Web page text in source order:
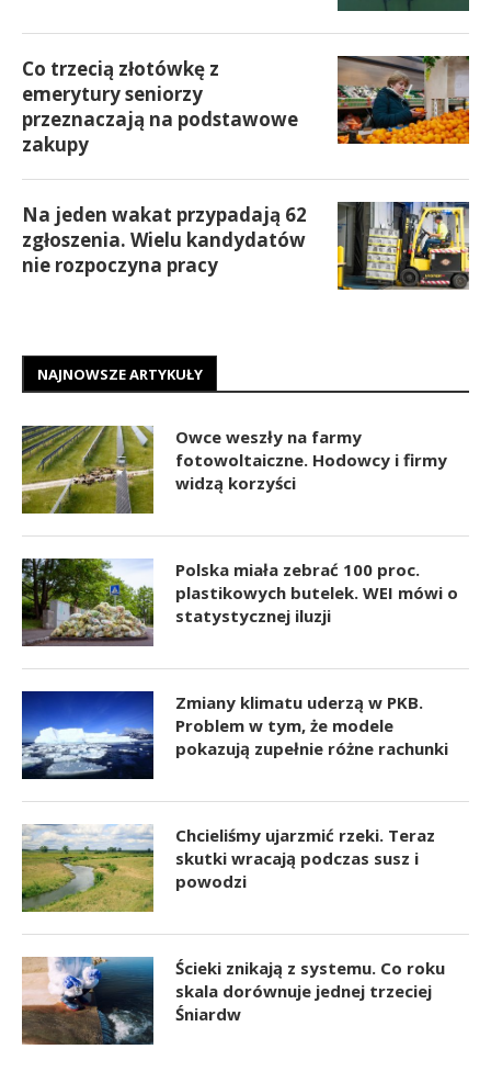
Co trzecią złotówkę z
emerytury seniorzy
przeznaczają na podstawowe
zakupy
Na jeden wakat przypadają 62
zgłoszenia. Wielu kandydatów
nie rozpoczyna pracy
NAJNOWSZE ARTYKUŁY
Owce weszły na farmy
fotowoltaiczne. Hodowcy i firmy
widzą korzyści
Polska miała zebrać 100 proc.
plastikowych butelek. WEI mówi o
statystycznej iluzji
Zmiany klimatu uderzą w PKB.
Problem w tym, że modele
pokazują zupełnie różne rachunki
Chcieliśmy ujarzmić rzeki. Teraz
skutki wracają podczas susz i
powodzi
Ścieki znikają z systemu. Co roku
skala dorównuje jednej trzeciej
Śniardw